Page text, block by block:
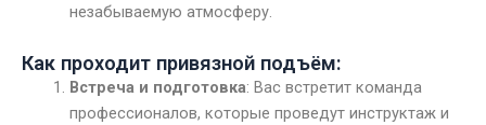
незабываемую атмосферу.
Как проходит привязной подъём:
Встреча и подготовка: Вас встретит команда
профессионалов, которые проведут инструктаж и